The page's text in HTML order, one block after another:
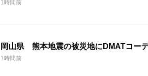
1時間前
岡山県 熊本地震の被災地にDMATコー
1時間前